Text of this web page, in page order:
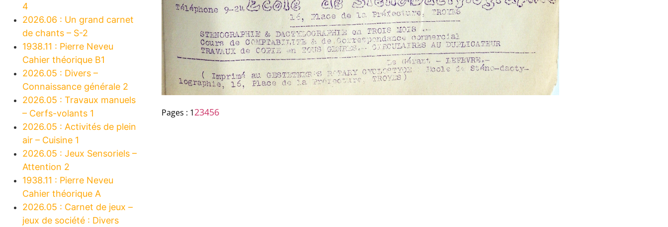
4
2026.06 : Un grand carnet
de chants – S-2
1938.11 : Pierre Neveu
Cahier théorique B1
2026.05 : Divers –
Connaissance générale 2
2026.05 : Travaux manuels
– Cerfs-volants 1
2026.05 : Activités de plein
air – Cuisine 1
2026.05 : Jeux Sensoriels –
Attention 2
1938.11 : Pierre Neveu
Cahier théorique A
2026.05 : Carnet de jeux –
jeux de société : Divers
Pages : 123456